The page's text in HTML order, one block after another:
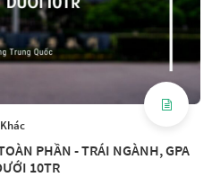
PHẦN - TRÁI NGÀNH, GPA
10TR